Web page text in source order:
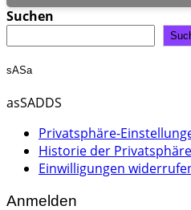
Suchen
sASa
asSADDS
Privatsphäre-
Historie der
Einwilligungen
Anmelden